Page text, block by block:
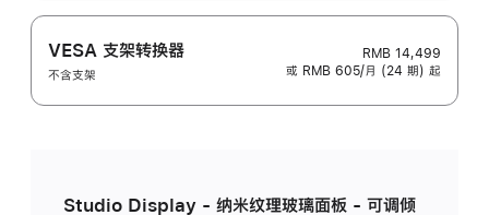
VESA 支架转换器
不含支架
RMB 14,499
或 RMB 605/月 (24 期) 起
Studio Display - 纳米纹理玻璃面板 - 可调倾